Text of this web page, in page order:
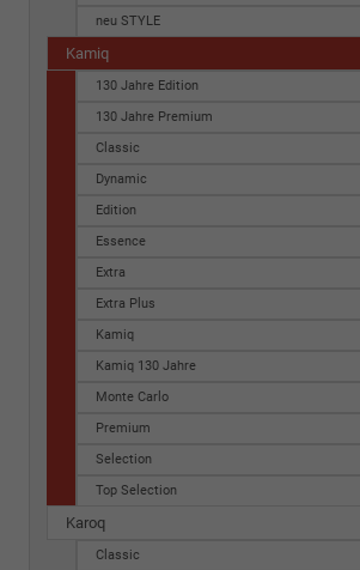
neu STYLE
Kamiq
130 Jahre Edition
130 Jahre Premium
Classic
Dynamic
Edition
Essence
Extra
Extra Plus
Kamiq
Kamiq 130 Jahre
Monte Carlo
Premium
Selection
Top Selection
Karoq
Classic